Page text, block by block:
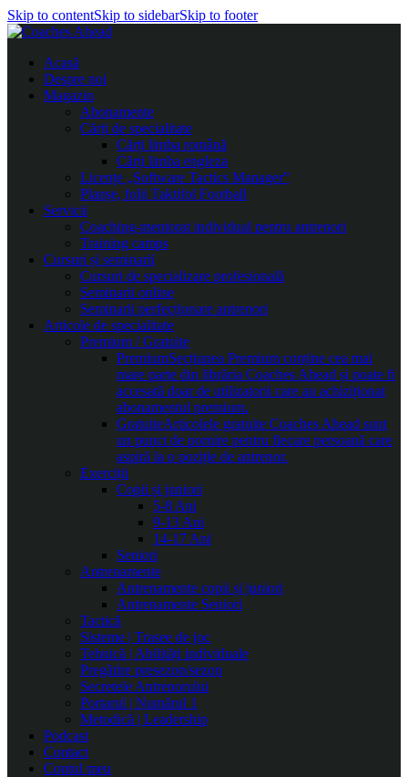
Skip to contentSkip to sidebarSkip to footer
Acasă
Despre noi
Magazin
Abonamente
Cărți de specialitate
Cărți limba română
Cărți limba engleza
Licențe „Software Tactics Manager”
Planșe, folii Taktifol Football
Servicii
Coaching-mentorat individual pentru antrenori
Training camps
Cursuri și seminarii
Cursuri de specializare profesională
Seminarii online
Seminarii perfecționare antrenori
Articole de specialitate
Premium / Gratuite
PremiumSecțiunea Premium conține cea mai
mare parte din librăria Coaches Ahead și poate fi
accesată doar de utilizatorii care au achiziționat
abonamentul premium.
GratuiteArticolele gratuite Coaches Ahead sunt
un punct de pornire pentru fiecare persoană care
aspiră la o poziție de antrenor.
Exerciții
Copii și juniori
5-8 Ani
9-13 Ani
14-17 Ani
Seniori
Antrenamente
Antrenamente copii și juniori
Antrenamente Seniori
Tactică
Sisteme | Trasee de joc
Tehnică | Abilități individuale
Pregătire presezon/sezon
Secretele Antrenorului
Portarul | Numărul 1
Metodică | Leadership
Podcast
Contact
Contul meu